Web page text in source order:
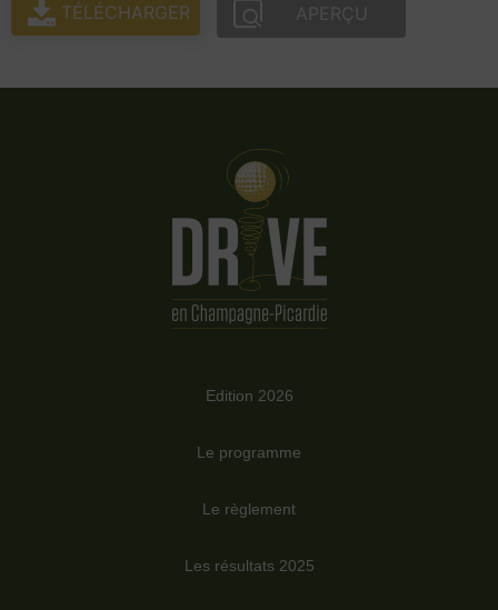
TÉLÉCHARGER APERÇU
Edition 2026
Le programme
Le règlement
Les résultats 2025